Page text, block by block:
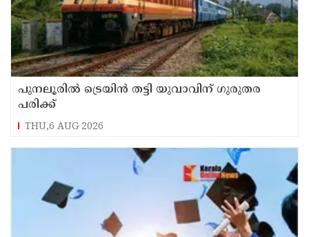
പുനലൂരിൽ ട്രെയിൻ തട്ടി യുവാവിന് ഗുരുതര
പരിക്ക്
THU,6 AUG 2026